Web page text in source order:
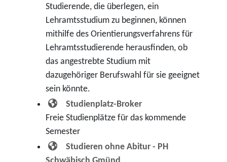
Studierende, die überlegen, ein
Lehramtsstudium zu beginnen, können
mithilfe des Orientierungsverfahrens für
Lehramtsstudierende herausfinden, ob
das angestrebte Studium mit
dazugehöriger Berufswahl für sie geeignet
sein könnte.
Studienplatz-Broker
Freie Studienplätze für das kommende
Semester
Studieren ohne Abitur - PH